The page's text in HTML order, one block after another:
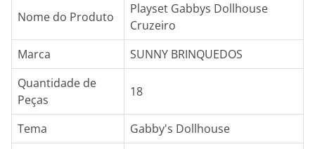
Nome do Produto
Playset Gabbys Dollhouse
Cruzeiro
Marca
SUNNY BRINQUEDOS
Quantidade de
Peças
18
Tema
Gabby's Dollhouse